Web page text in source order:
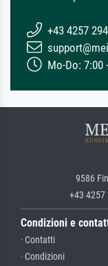
+43 4257
Mo-Do: 7:00
9586
+43 4257
Condizioni e
· Contatti
· Condizioni